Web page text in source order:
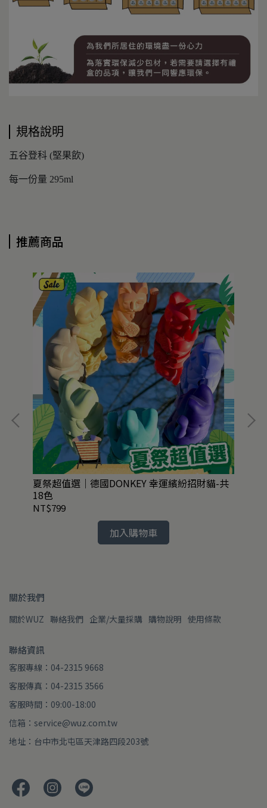
規格說明
五谷登科 (堅果飲)
每一份量 295ml
推薦商品
夏祭超值選｜德國DONKEY 幸運繽紛招財貓-共
18色
NT$799
加入購物車
關於我們
關於WUZ 聯絡我們 企業/大量採購 購物說明 使用條款
聯絡資訊
客服專線：04-2315 9668
客服傳真：04-2315 3566
客服時間：09:00-18:00
信箱：service@wuz.com.tw
地址：台中市北屯區天津路四段203號